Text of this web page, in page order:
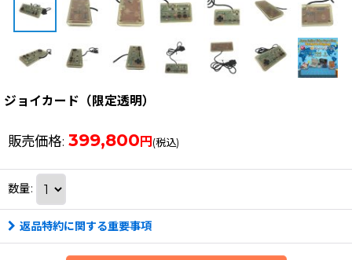
ジョイカード（限定透明）
販売価格: 399,800 円 (税込)
数量:
返品特約に関する重要事項